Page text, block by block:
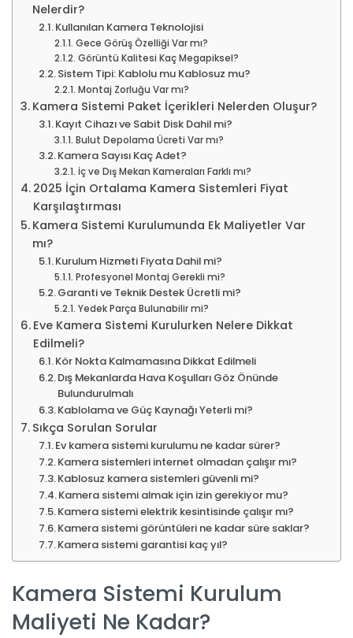
Nelerdir?
Kullanılan Kamera Teknolojisi
Gece Görüş Özelliği Var mı?
Görüntü Kalitesi Kaç Megapiksel?
Sistem Tipi: Kablolu mu Kablosuz mu?
Montaj Zorluğu Var mı?
Kamera Sistemi Paket İçerikleri Nelerden Oluşur?
Kayıt Cihazı ve Sabit Disk Dahil mi?
Bulut Depolama Ücreti Var mı?
Kamera Sayısı Kaç Adet?
İç ve Dış Mekan Kameraları Farklı mı?
2025 İçin Ortalama Kamera Sistemleri Fiyat
Karşılaştırması
Kamera Sistemi Kurulumunda Ek Maliyetler Var
mı?
Kurulum Hizmeti Fiyata Dahil mi?
Profesyonel Montaj Gerekli mi?
Garanti ve Teknik Destek Ücretli mi?
Yedek Parça Bulunabilir mi?
Eve Kamera Sistemi Kurulurken Nelere Dikkat
Edilmeli?
Kör Nokta Kalmamasına Dikkat Edilmeli
Dış Mekanlarda Hava Koşulları Göz Önünde
Bulundurulmalı
Kablolama ve Güç Kaynağı Yeterli mi?
Sıkça Sorulan Sorular
Ev kamera sistemi kurulumu ne kadar sürer?
Kamera sistemleri internet olmadan çalışır mı?
Kablosuz kamera sistemleri güvenli mi?
Kamera sistemi almak için izin gerekiyor mu?
Kamera sistemi elektrik kesintisinde çalışır mı?
Kamera sistemi görüntüleri ne kadar süre saklar?
Kamera sistemi garantisi kaç yıl?
Kamera Sistemi Kurulum
Maliyeti Ne Kadar?